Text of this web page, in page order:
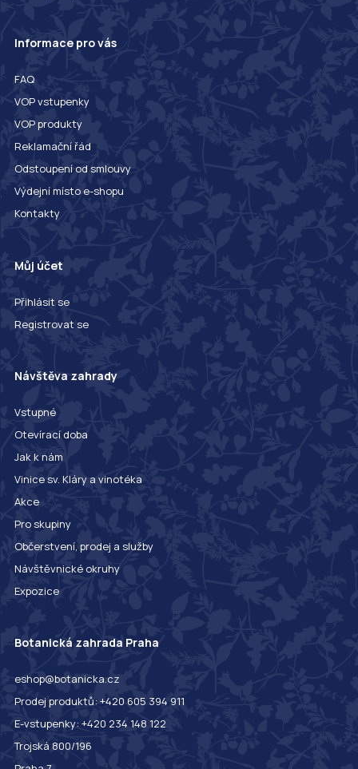
Informace pro vás
FAQ
VOP vstupenky
VOP produkty
Reklamační řád
Odstoupení od smlouvy
Výdejní místo e-shopu
Kontakty
Můj účet
Přihlásit se
Registrovat se
Návštěva zahrady
Vstupné
Otevírací doba
Jak k nám
Vinice sv. Kláry a vinotéka
Akce
Pro skupiny
Občerstvení, prodej a služby
Návštěvnické okruhy
Expozice
Botanická zahrada Praha
eshop@botanicka.cz
Prodej produktů: +420 605 394 911
E-vstupenky: +420 234 148 122
Trojská 800/196